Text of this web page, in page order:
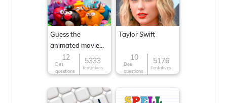
Guess the
animated movie
character
12
Des
questions
5333
Tentatives
Taylor Swift
10
Des
questions
5176
Tentatives